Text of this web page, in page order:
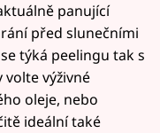
panující
před slunečními
týká peelingu tak s
výživné
oleje, nebo
ideální také